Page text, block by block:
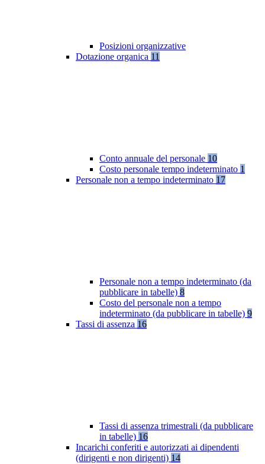
Posizioni organizzative
Dotazione organica 11
Conto annuale del personale 10
Costo personale tempo indeterminato 1
Personale non a tempo indeterminato 17
Personale non a tempo indeterminato (da
pubblicare in tabelle) 8
Costo del personale non a tempo
indeterminato (da pubblicare in tabelle) 9
Tassi di assenza 16
Tassi di assenza trimestrali (da pubblicare
in tabelle) 16
Incarichi conferiti e autorizzati ai dipendenti
(dirigenti e non dirigenti) 14